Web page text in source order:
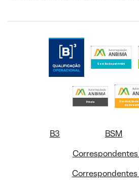
B3 BSM
Correspondentes